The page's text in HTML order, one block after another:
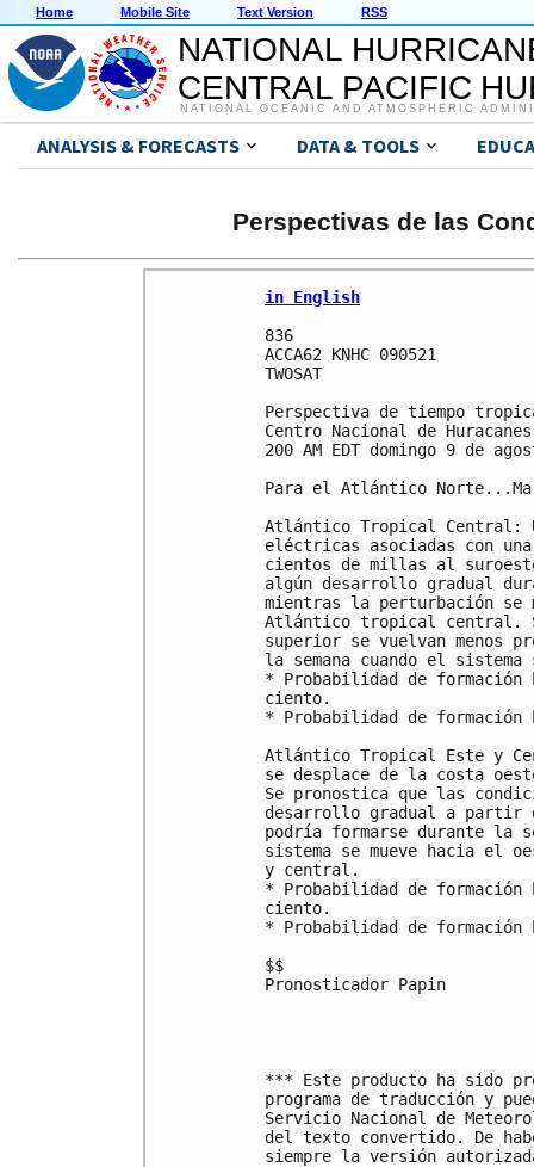
Home Mobile Site Text Version RSS
NATIONAL
CENTRAL PACIFIC
NATIONAL OCEANIC AND ATMOSPHERIC
ANALYSIS & FORECASTS DATA & TOOLS
Perspectivas de las
in English
836
ACCA62 KNHC 090521
TWOSAT
Perspectiva de tiempo
Centro Nacional de
200 AM EDT domingo 9 de
Para el Atlántico
Atlántico Tropical Central:
eléctricas asociadas con
cientos de millas al
algún desarrollo gradual
mientras la perturbación se
Atlántico tropical central.
superior se vuelvan menos
la semana cuando el
* Probabilidad de
ciento.
* Probabilidad de
Atlántico Tropical Este y
se desplace de la costa
Se pronostica que las
desarrollo gradual a partir
podría formarse durante la
sistema se mueve hacia el
y central.
* Probabilidad de
ciento.
* Probabilidad de
$$
Pronosticador Papin
*** Este producto ha sido
programa de traducción y
Servicio Nacional de
del texto convertido. De
siempre la versión